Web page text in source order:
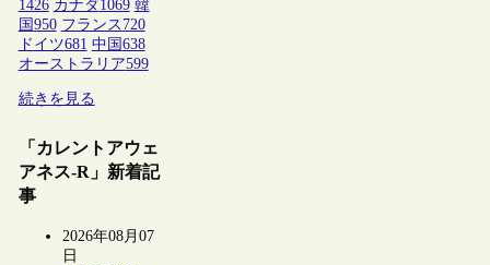
1426 カナダ1069 韓
国 950 フランス 720
ドイツ681 中国 638
オーストラリア599
続きを見る
「カレントアウェ
アネス-R」新着記
事
2026年08月07
日